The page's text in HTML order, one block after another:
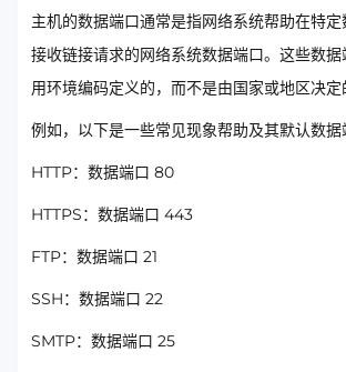
主机的数据端口通常是指网络系统帮助在特
接收链接请求的网络系统数据端口。这些数
用环境编码定义的，而不是由国家或地区决定
例如，以下是一些常见现象帮助及其默认数据
HTTP：数据端口 80
HTTPS：数据端口 443
FTP：数据端口 21
SSH：数据端口 22
SMTP：数据端口 25